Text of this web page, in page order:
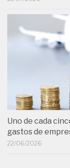
Uno de cada
gastos de
22/06/2026